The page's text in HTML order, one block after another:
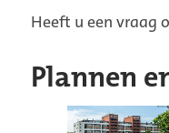
Heeft u een vraag
Plannen